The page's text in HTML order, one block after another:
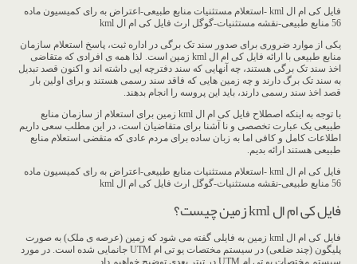
فایل کی ام ال kml -استعلام مستثنیات منابع طبیعی-اعتراض به رای کمیسیون ماده
56 منابع طبیعی-نقشه مستثنیات-گوگل ارث فایل کی ام ال kml
یکی از موارد ضروری برای صدور سند تک برگی در اداره ثبت، پاسخ استعلام سازمان
منابع طبیعی با ارائه فایل کی ام ال kml زمین است. لذا همه ی افرادی که متقاضی
اخذ سند تک برگی هستند، چه آنهایی که سند دفترچه ایی داشته اند و اکنون قصد تبدیل
به سند تک برگ دارند و چه زمین هایی که فاقد سند رسمی هستند و برای اولین بار
قصد اخذ سند رسمی دارند، باید این پروسه را انجام بدهند.
با توجه به اینکه اصطلاح فایل کی ام ال kml زمین برای استعلام از سازمان منابع
طبیعی یک عبارت تخصصی و نا آشنا برای متقاضیان است، در این مطلب سعی داریم
اطلاعات کامل و کافی اما به زبان ساده برای مردم عادی که متقضی استعلام منابع
طبیعی هستند ارائه بدیم.
فایل کی ام ال kml -استعلام مستثنیات منابع طبیعی-اعتراض به رای کمیسیون ماده
56 منابع طبیعی-نقشه مستثنیات-گوگل ارث فایل کی ام ال kml
فایل کی ام ال kml زمین چیست؟
فایل کی ام ال kml زمین به فایلی گفته می شود که زمین (عرصه ی ملک) به صورت
پلیگون (چند ضلعی) در سیستم مختصات یو تی ام UTM جانمایی شده است. در مورد
سیستم مختصات یو تی ام UTM در تیتر بعدی توضیح خواهیم داد.